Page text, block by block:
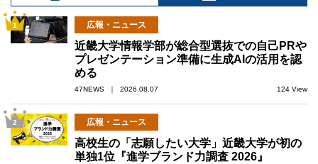
1 広報・ニュース
近畿大学情報学部が総合型選抜での自己PRや
プレゼンテーション準備に生成AIの活用を認
める
47NEWS ｜ 2026.08.07 124 View
2 広報・ニュース
高校生の「志願したい大学」近畿大学が初の
単独1位『進学ブランド力調査 2026』